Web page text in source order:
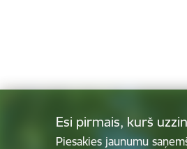
Esi pirmais, kurš
Piesakies jaunumu